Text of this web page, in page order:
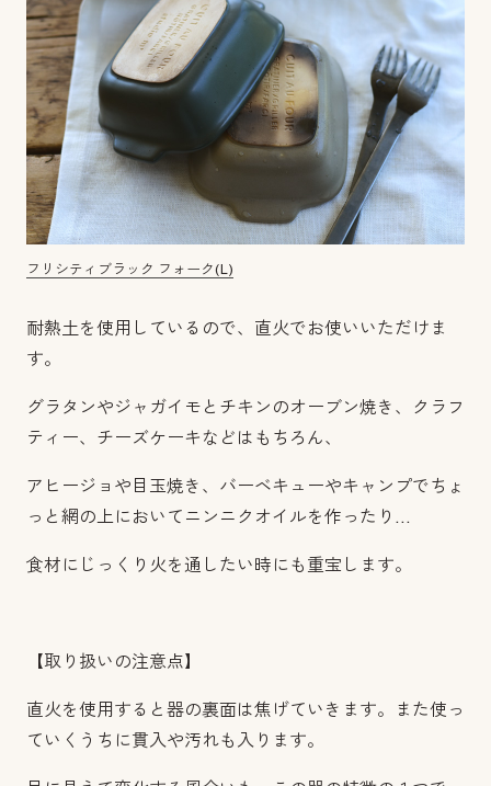
フリシティブラック フォーク(L)
耐熱土を使用しているので、直火でお使いいただけま
す。
グラタンやジャガイモとチキンのオーブン焼き、クラフ
ティー、チーズケーキなどはもちろん、
アヒージョや目玉焼き、バーベキューやキャンプでちょ
っと網の上においてニンニクオイルを作ったり…
食材にじっくり火を通したい時にも重宝します。
【取り扱いの注意点】
直火を使用すると器の裏面は焦げていきます。また使っ
ていくうちに貫入や汚れも入ります。